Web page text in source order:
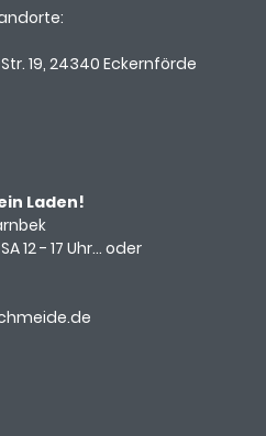
19, 24340 Eckernförde
Laden!
12 - 17 Uhr... oder
e